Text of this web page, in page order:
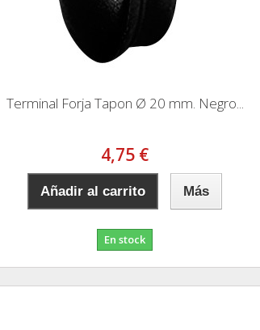
Terminal Forja Tapon Ø 20 mm. Negro...
4,75 €
Añadir al carrito Más
En stock